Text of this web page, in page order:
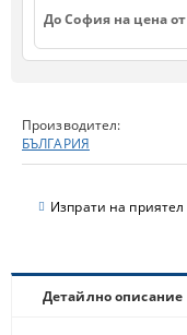
Производител:
БЪЛГАРИЯ
Изпрати на приятел
До София на цена от
Детайлно описание